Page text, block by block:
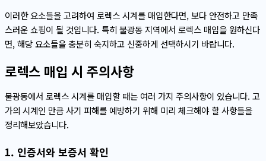
이러한 요소들을 고려하여 로렉스 시계를 매입한다면, 보다 안전하고 만족
스러운 쇼핑이 될 것입니다. 특히 불광동 지역에서 로렉스 매입을 원하신다
면, 해당 요소들을 충분히 숙지하고 신중하게 선택하시기 바랍니다.
로렉스 매입 시 주의사항
불광동에서 로렉스 시계를 매입할 때는 여러 가지 주의사항이 있습니다. 고
가의 시계인 만큼 사기 피해를 예방하기 위해 미리 체크해야 할 사항들을
정리해보았습니다.
1. 인증서와 보증서 확인